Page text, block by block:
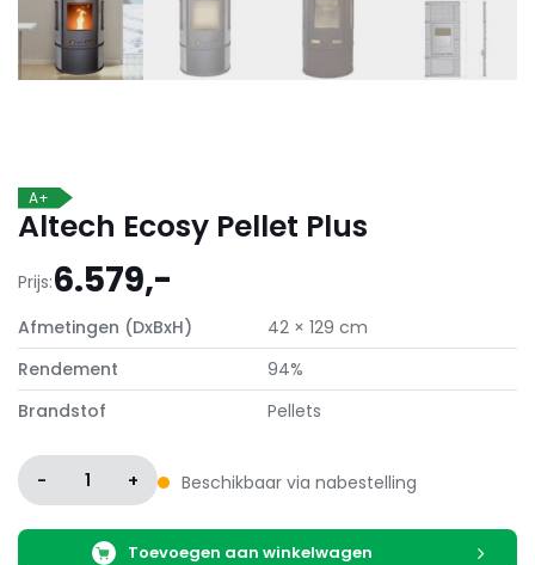
A+
Altech Ecosy Pellet Plus
Prijs:6.579,-
Afmetingen (DxBxH)
42 × 129 cm
Rendement
94%
Brandstof
Pellets
- 1 + Beschikbaar via nabestelling
Toevoegen aan winkelwagen